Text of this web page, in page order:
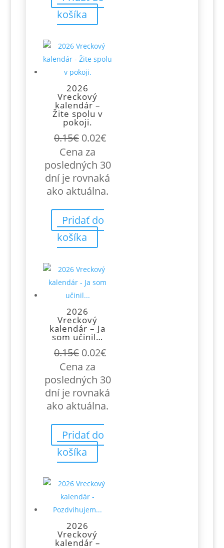
košíka
2026
Vreckový
kalendár –
Žite spolu v
pokoji.
0.15€ Pôvodná
cena
bola:
0.15€.
0.02€Aktuálna
je:
0.02€.
Cena za
posledných 30
dní je rovnaká
ako aktuálna.
Pridať do
košíka
2026
Vreckový
kalendár – Ja
som učinil…
0.15€ Pôvodná
cena
bola:
0.15€.
0.02€Aktuálna
je:
0.02€.
Cena za
posledných 30
dní je rovnaká
ako aktuálna.
Pridať do
košíka
2026
Vreckový
kalendár –